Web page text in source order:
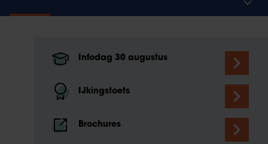
Infodag 30 augustus
IJkingstoets
Brochures